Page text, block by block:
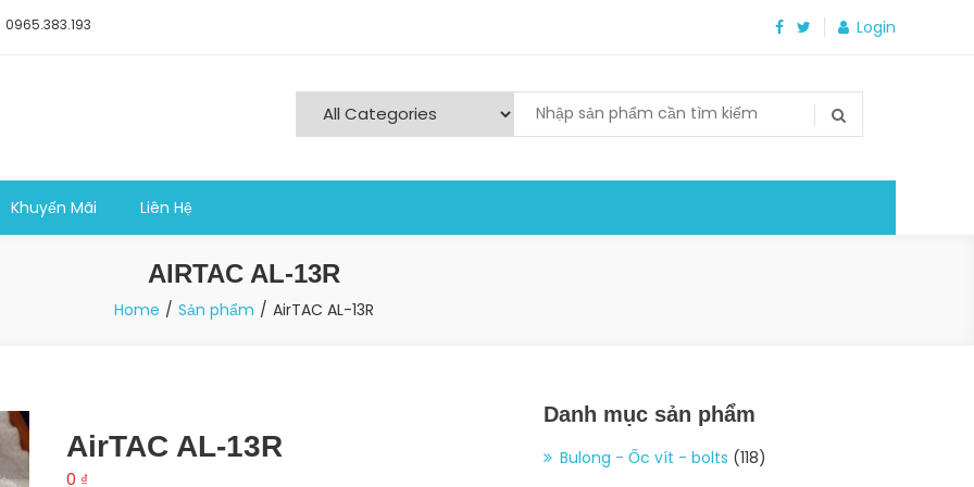
0965.383.193 Login
Khuyến Mãi Liên Hệ
AIRTAC AL-13R
Home Sản phẩm AirTAC AL-13R
AirTAC AL-13R
0 ₫
Danh mục sản phẩm
Bulong - Ốc vít - bolts (118)